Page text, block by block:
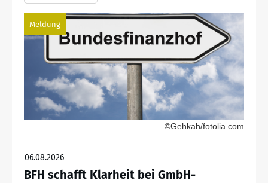
Meldung
©Gehkah/fotolia.com
06.08.2026
BFH schafft Klarheit bei GmbH-